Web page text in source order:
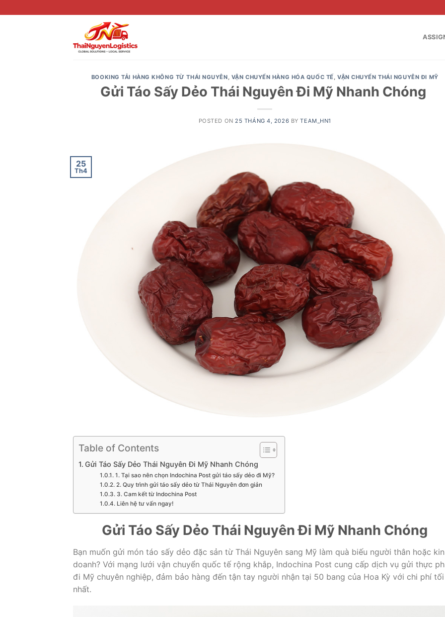
to
BOOKING TẢI HÀNG KHÔNG TỪ THÁI NGUYÊN, VẬN CHUYỂN HÀNG HÓA QUỐC TẾ, VẬN CHUYỂN THÁI NGUYÊN ĐI MỸ
Gửi Táo Sấy Dẻo Thái Nguyên Đi Mỹ Nhanh Chóng
POSTED ON 25 THÁNG 4, 2026 BYTEAM_HN1
25
Th4
Table of Contents
Gửi Táo Sấy Dẻo Thái Nguyên Đi Mỹ Nhanh Chóng
1. Tại sao nên chọn Indochina Post gửi táo sấy dẻo đi Mỹ?
2. Quy trình gửi táo sấy dẻo từ Thái Nguyên đơn giản
3. Cam kết từ Indochina Post
Liên hệ tư vấn ngay!
Gửi Táo Sấy Dẻo Thái Nguyên Đi Mỹ Nhanh Chóng
Bạn muốn gửi món táo sấy dẻo đặc sản từ Thái Nguyên sang Mỹ làm quà biếu người thân hoặc
doanh? Với mạng lưới vận chuyển quốc tế rộng khắp, Indochina Post cung cấp dịch vụ gửi thực
đi Mỹ chuyên nghiệp, đảm bảo hàng đến tận tay người nhận tại 50 bang của Hoa Kỳ với chi phí
nhất.